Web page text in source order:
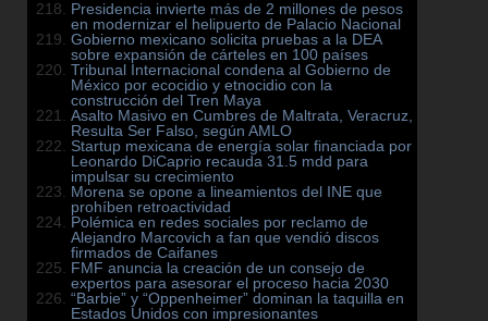
Presidencia invierte más de 2 millones de pesos
en modernizar el helipuerto de Palacio Nacional
Gobierno mexicano solicita pruebas a la DEA
sobre expansión de cárteles en 100 países
Tribunal Internacional condena al Gobierno de
México por ecocidio y etnocidio con la
construcción del Tren Maya
Asalto Masivo en Cumbres de Maltrata, Veracruz,
Resulta Ser Falso, según AMLO
Startup mexicana de energía solar financiada por
Leonardo DiCaprio recauda 31.5 mdd para
impulsar su crecimiento
Morena se opone a lineamientos del INE que
prohíben retroactividad
Polémica en redes sociales por reclamo de
Alejandro Marcovich a fan que vendió discos
firmados de Caifanes
FMF anuncia la creación de un consejo de
expertos para asesorar el proceso hacia 2030
“Barbie” y “Oppenheimer” dominan la taquilla en
Estados Unidos con impresionantes